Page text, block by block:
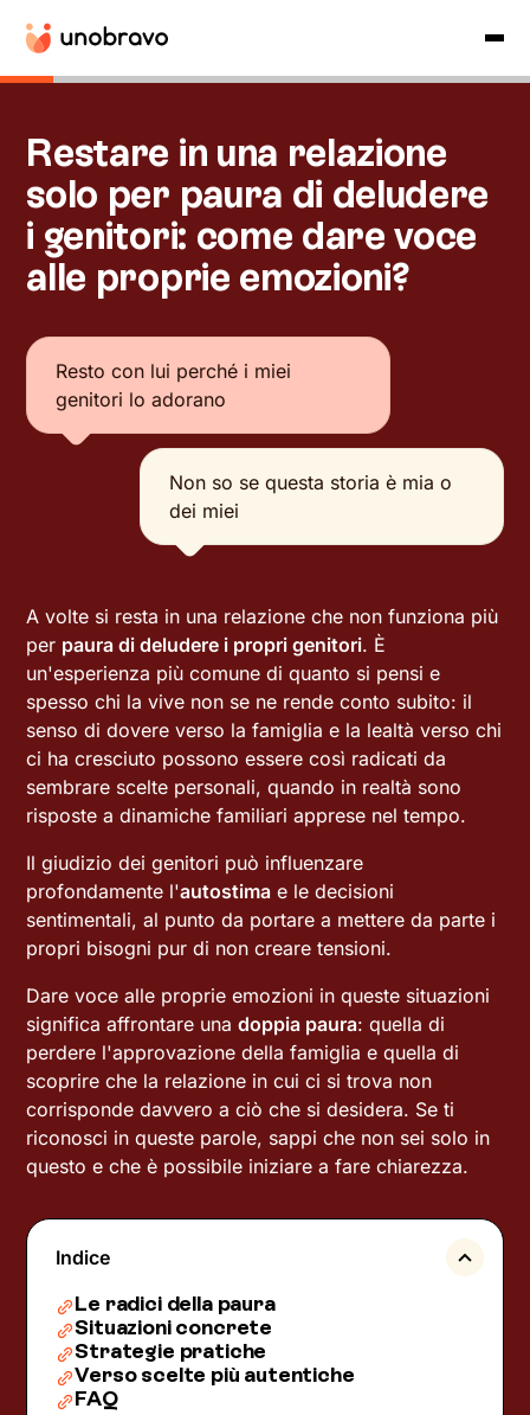
Restare in una relazione
solo per paura di deludere
i genitori: come dare voce
alle proprie emozioni?
Resto con lui perché i miei
genitori lo adorano
Non so se questa storia è mia o
dei miei
A volte si resta in una relazione che non funziona più
per paura di deludere i propri genitori. È
un'esperienza più comune di quanto si pensi e
spesso chi la vive non se ne rende conto subito: il
senso di dovere verso la famiglia e la lealtà verso chi
ci ha cresciuto possono essere così radicati da
sembrare scelte personali, quando in realtà sono
risposte a dinamiche familiari apprese nel tempo.
Il giudizio dei genitori può influenzare
profondamente l'autostima e le decisioni
sentimentali, al punto da portare a mettere da parte i
propri bisogni pur di non creare tensioni.
Dare voce alle proprie emozioni in queste situazioni
significa affrontare unadoppia paura: quella di
perdere l'approvazione della famiglia e quella di
scoprire che la relazione in cui ci si trova non
corrisponde davvero a ciò che si desidera. Se ti
riconosci in queste parole, sappi che non sei solo in
questo e che è possibile iniziare a fare chiarezza.
Indice
Le radici della paura
Situazioni concrete
Strategie pratiche
Verso scelte più autentiche
FAQ